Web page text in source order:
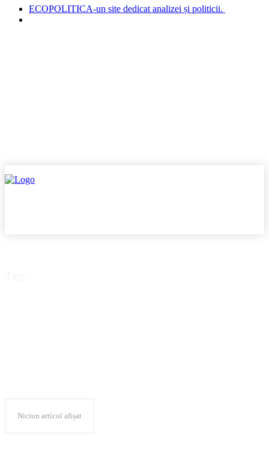
ECOPOLITICA-un site dedicat analizei și politicii.
Niciun articol afișat